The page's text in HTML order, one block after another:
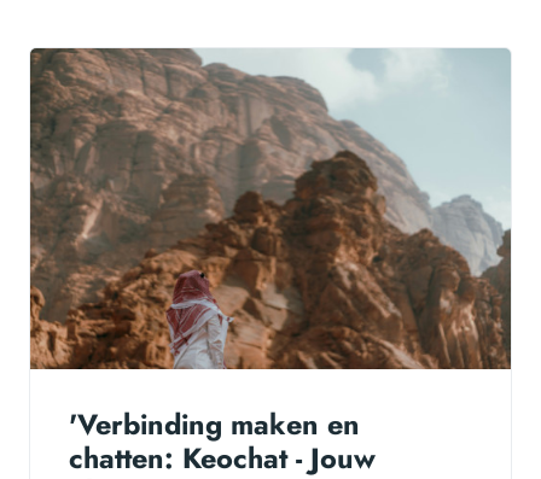
'Verbinding maken en
chatten: Keochat - Jouw